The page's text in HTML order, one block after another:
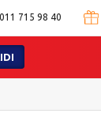
011 715 98 40